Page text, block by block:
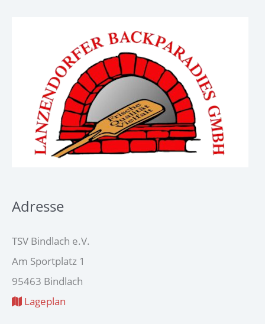
Adresse
TSV Bindlach e.V.
Am Sportplatz 1
95463 Bindlach
Lageplan